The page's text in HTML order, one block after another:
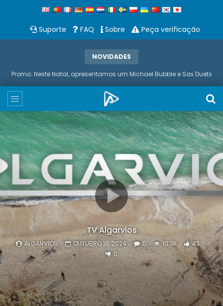
Suporte FAQ Sobre Peça verificação
NOVIDADES
Ameno de “Era” . Versão Gaita de Foles de Paulo Ribeiro
TV Algarvios
ALGARVIOS OUTUBRO 18, 2024 0 10.3K
43
0